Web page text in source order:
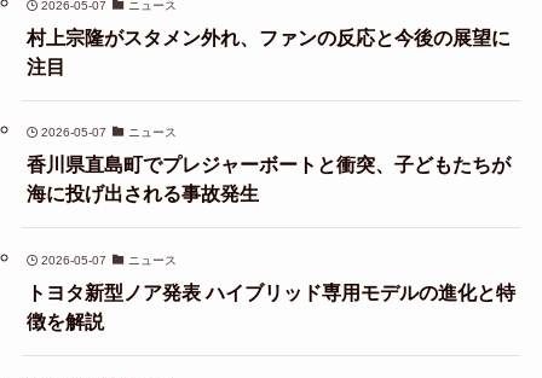
2026-05-07 ニュース
村上宗隆がスタメン外れ、ファンの反応と今後の展望に
注目
2026-05-07 ニュース
香川県直島町でプレジャーボートと衝突、子どもたちが
海に投げ出される事故発生
2026-05-07 ニュース
トヨタ新型ノア発表 ハイブリッド専用モデルの進化と特
徴を解説